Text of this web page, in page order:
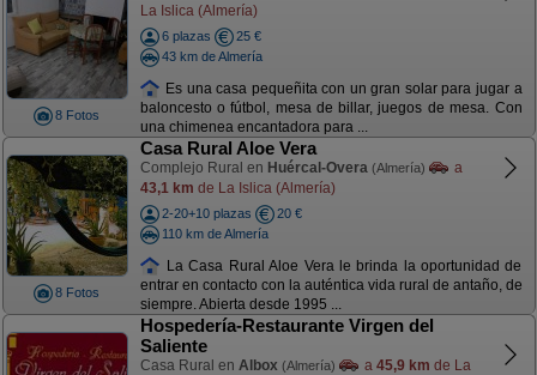
8 Fotos
La Islica (Almería)
6 plazas
25 €
43 km de Almería
Es una casa pequeñita con un gran solar para jugar a
baloncesto o fútbol, mesa de billar, juegos de mesa. Con
una chimenea encantadora para ...
8 Fotos
Casa Rural Aloe Vera
Complejo Rural en Huércal-Overa (Almería)
a
43,1 km de La Islica (Almería)
2-20+10 plazas
20 €
110 km de Almería
La Casa Rural Aloe Vera le brinda la oportunidad de
entrar en contacto con la auténtica vida rural de antaño, de
siempre. Abierta desde 1995 ...
Hospedería-Restaurante Virgen del
Saliente
Casa Rural en Albox (Almería) a 45,9 km de La